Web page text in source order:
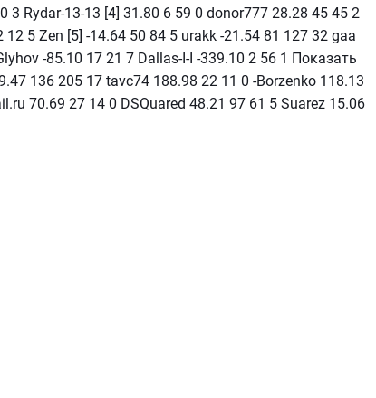
Rydar-13-13 [4] 31.80 6 59 0 donor777 28.28 45 45 2
5 Zen [5] -14.64 50 84 5 urakk -21.54 81 127 32 gaa
-85.10 17 21 7 Dallas-I-I -339.10 2 56 1 Показать
136 205 17 tavc74 188.98 22 11 0 -Borzenko 118.13
70.69 27 14 0 DSQuared 48.21 97 61 5 Suarez 15.06